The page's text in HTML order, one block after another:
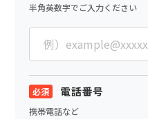
半角英数字でご入力ください
電話番号
携帯電話など